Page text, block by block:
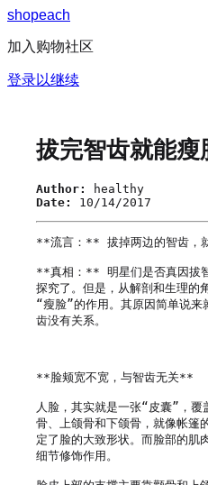
shopeach
加入购物社区
登录以继续
拔完智齿就能瘦
Author:
healthy
Date:
10/14/2017
**流言：** 拔掉两边的智齿，
**真相：** 明星们是否真因拔
探究了。但是，从解剖和生理的
“瘦脸”的作用。其原因简单说
齿没有关系。
**脸颊宽不宽，与智齿无关**
人脸，其实就是一张“皮囊”，
骨、上颌骨和下颌骨，就像帐篷
定了脸的大致形状。而脸部的肌
细节修饰作用。